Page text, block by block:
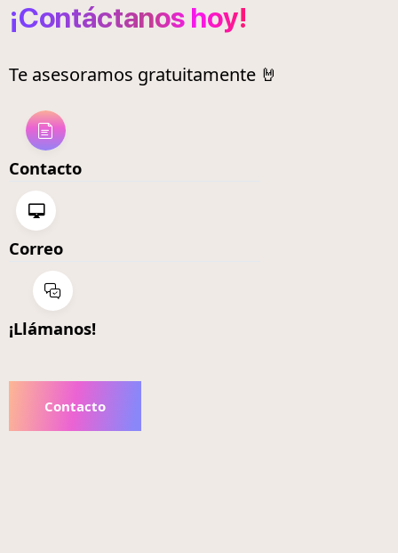
¡Contáctanos hoy!
Te asesoramos gratuitamente 🤘
Contacto
Correo
¡Llámanos!
Contacto